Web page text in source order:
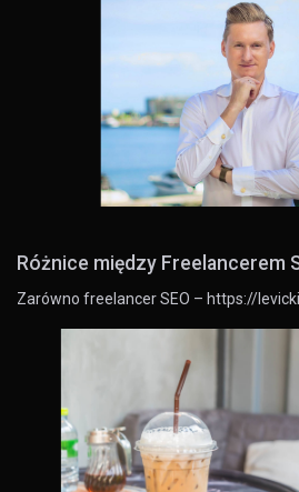
Różnice między Freelancerem
Zarówno freelancer SEO – https://